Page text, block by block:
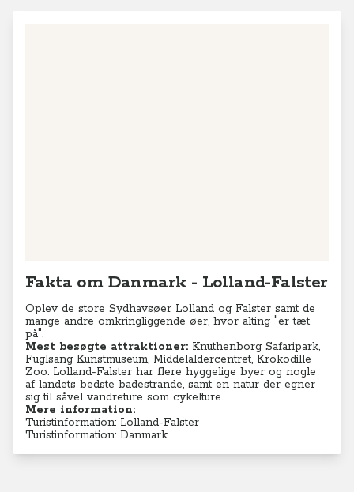
Fakta om Danmark - Lolland-Falster
Oplev de store Sydhavsøer Lolland og Falster samt de
mange andre omkringliggende øer, hvor alting "er tæt
på".
Mest besøgte attraktioner: Knuthenborg Safaripark,
Fuglsang Kunstmuseum, Middelaldercentret, Krokodille
Zoo. Lolland-Falster har flere hyggelige byer og nogle
af landets bedste badestrande, samt en natur der egner
sig til såvel vandreture som cykelture.
Mere information:
Turistinformation: Lolland-Falster
Turistinformation: Danmark